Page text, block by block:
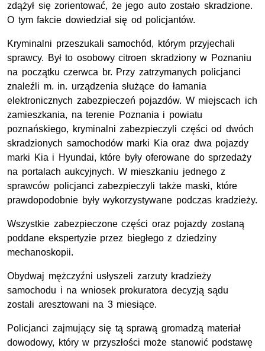
zdążył się zorientować, że jego auto zostało skradzione.
O tym fakcie dowiedział się od policjantów.
Kryminalni przeszukali samochód, którym przyjechali
sprawcy. Był to osobowy citroen skradziony w Poznaniu
na początku czerwca br. Przy zatrzymanych policjanci
znaleźli m. in. urządzenia służące do łamania
elektronicznych zabezpieczeń pojazdów. W miejscach ich
zamieszkania, na terenie Poznania i powiatu
poznańskiego, kryminalni zabezpieczyli części od dwóch
skradzionych samochodów marki Kia oraz dwa pojazdy
marki Kia i Hyundai, które były oferowane do sprzedaży
na portalach aukcyjnych. W mieszkaniu jednego z
sprawców policjanci zabezpieczyli także maski, które
prawdopodobnie były wykorzystywane podczas kradzieży.
Wszystkie zabezpieczone części oraz pojazdy zostaną
poddane ekspertyzie przez biegłego z dziedziny
mechanoskopii.
Obydwaj mężczyźni usłyszeli zarzuty kradzieży
samochodu i na wniosek prokuratora decyzją sądu
zostali aresztowani na 3 miesiące.
Policjanci zajmujący się tą sprawą gromadzą materiał
dowodowy, który w przyszłości może stanowić podstawę